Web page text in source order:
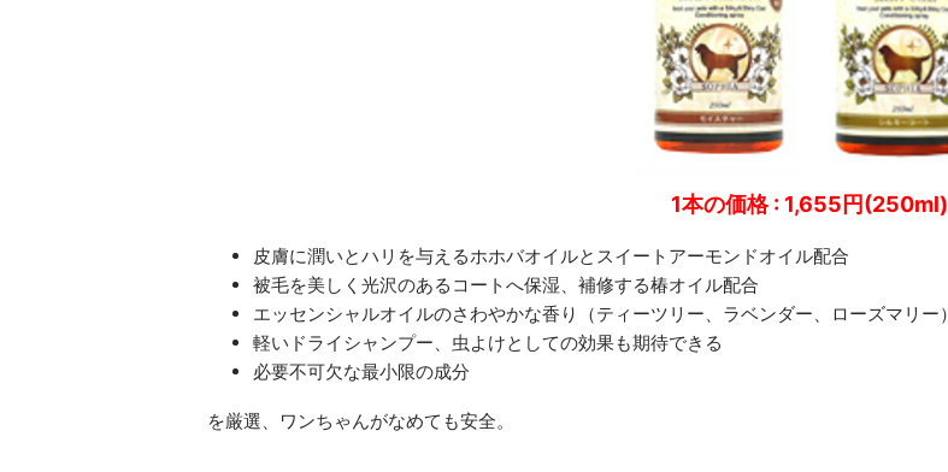
1本の価格 : 1,655円(250ml)
皮膚に潤いとハリを与えるホホバオイルとスイートアーモンドオイル配合
被毛を美しく光沢のあるコートへ保湿、補修する椿オイル配合
エッセンシャルオイルのさわやかな香り（ティーツリー、ラベンダー、ローズマリー）
軽いドライシャンプー、虫よけとしての効果も期待できる
必要不可欠な最小限の成分
を厳選、ワンちゃんがなめても安全。